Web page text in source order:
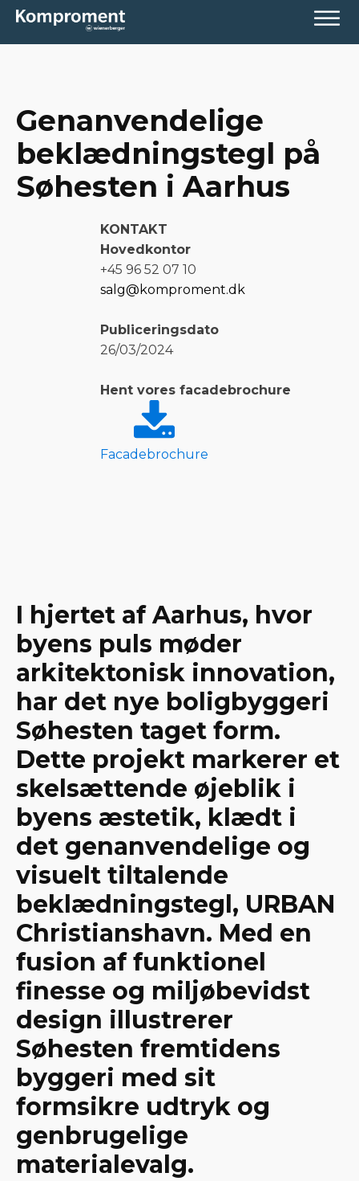
Genanvendelige
beklædningstegl på
Søhesten i Aarhus
KONTAKT
Hovedkontor
+45 96 52 07 10
salg@komproment.dk
Publiceringsdato
26/03/2024
Hent vores facadebrochure
Facadebrochure
I hjertet af Aarhus, hvor
byens puls møder
arkitektonisk innovation,
har det nye boligbyggeri
Søhesten taget form.
Dette projekt markerer et
skelsættende øjeblik i
byens æstetik, klædt i
det genanvendelige og
visuelt tiltalende
beklædningstegl, URBAN
Christianshavn. Med en
fusion af funktionel
finesse og miljøbevidst
design illustrerer
Søhesten fremtidens
byggeri med sit
formsikre udtryk og
genbrugelige
materialevalg.